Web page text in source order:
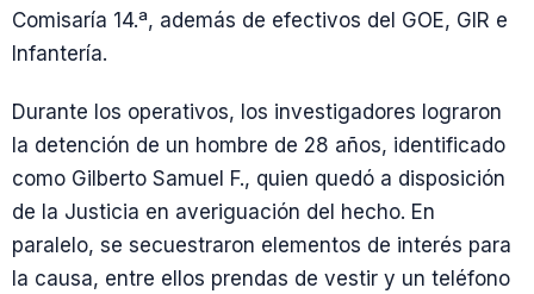
Comisaría 14.ª, además de efectivos del GOE, GIR e
Infantería.
Durante los operativos, los investigadores lograron
la detención de un hombre de 28 años, identificado
como Gilberto Samuel F., quien quedó a disposición
de la Justicia en averiguación del hecho. En
paralelo, se secuestraron elementos de interés para
la causa, entre ellos prendas de vestir y un teléfono